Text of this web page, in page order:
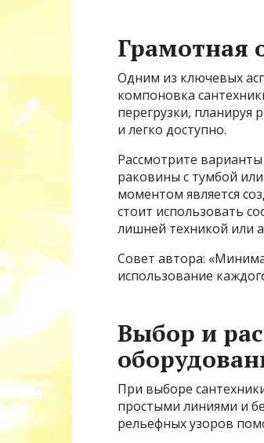
Грамотная
Одним из ключевых
компоновка
перегрузки, планируя
и легко доступно.
Рассмотрите
раковины с тумбой
моментом является
стоит использовать
лишней техникой или
Совет автора:
использование
Выбор и
При выборе
простыми линиями и
рельефных узоров